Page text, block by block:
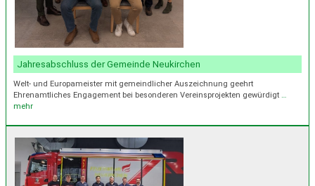
Jahresabschluss der Gemeinde Neukirchen
Welt- und Europameister mit gemeindlicher Auszeichnung geehrt
Ehrenamtliches Engagement bei besonderen Vereinsprojekten gewürdigt …
mehr